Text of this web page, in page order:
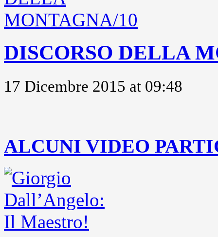
DISCORSO DELLA
17 Dicembre 2015 at 09:48
ALCUNI VIDEO